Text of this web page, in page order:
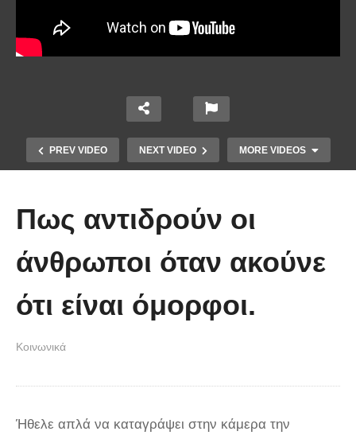
PREV VIDEO NEXT VIDEO MORE VIDEOS
Ένα ζευγάρι τον πρώτο χρόνο VS
(Βίντεο)
Πως αντιδρούν οι
άνθρωποι όταν ακούνε
ότι είναι όμορφοι.
Κοινωνικά
Ήθελε απλά να καταγράψει στην κάμερα την